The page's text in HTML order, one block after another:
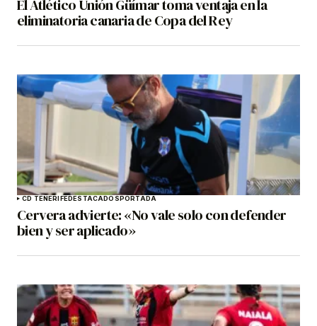
El Atlético Unión Güímar toma ventaja en la
eliminatoria canaria de Copa del Rey
CD TENERIFEDESTACADOSPORTADA
Cervera advierte: «No vale solo con defender
bien y ser aplicado»